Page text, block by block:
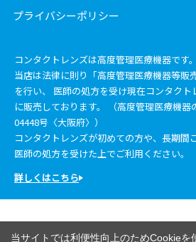
プライバシーポリシー
コンタクトレンズは高度管理医療機器です。
当店は法律に則り「高度管理医療機器等販
を行い、 医師の処方を受け現在コンタク
に販売しております。 （高度管理医療機
04448号〈大阪府〉）
コンタクトレンズが初めての方や、長期間
医師の処方を受けた上でご利用ください。
詳しくはこちら
当サイトでは利便性向上のためCookieを